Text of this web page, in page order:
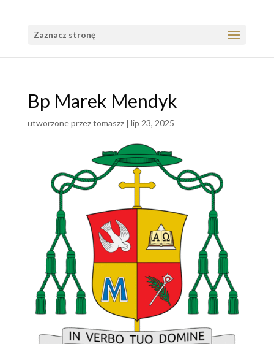
Zaznacz stronę
Bp Marek Mendyk
utworzone przeztomaszz| lip 23, 2025